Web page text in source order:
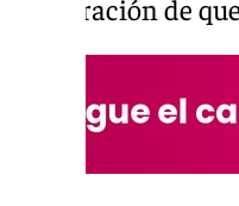
(elaboración de